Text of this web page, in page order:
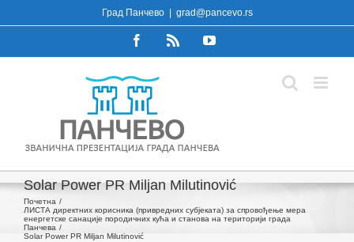
to
Град Панчево grad@pancevo.rs
FacebookRss YouTube
Solar Power PR Miljan Milutinović
Почетна
ЛИСТА директних корисника (привредних субјеката) за спровођење мера
енергетске санације породичних кућа и станова на територији града
Панчева
Solar Power PR Miljan Milutinović